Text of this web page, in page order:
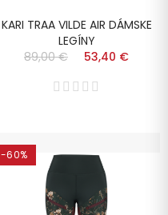
KARI TRAA VILDE AIR DÁMSKE
LEGÍNY
89,00 €
53,40 €
-60%